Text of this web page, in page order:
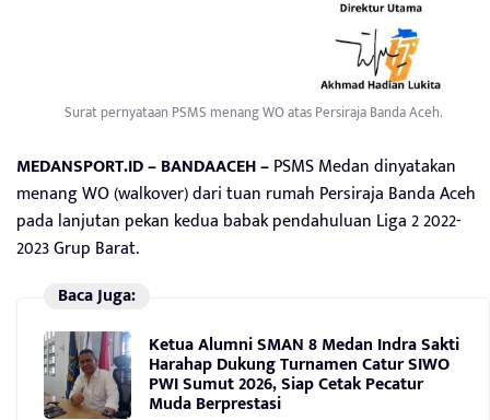
Surat pernyataan PSMS menang WO atas Persiraja Banda Aceh.
MEDANSPORT.ID – BANDAACEH –PSMS Medan dinyatakan
menang WO (walkover) dari tuan rumah Persiraja Banda Aceh
pada lanjutan pekan kedua babak pendahuluan Liga 2 2022-
2023 Grup Barat.
Baca Juga:
Ketua Alumni SMAN 8 Medan Indra Sakti
Harahap Dukung Turnamen Catur SIWO
PWI Sumut 2026, Siap Cetak Pecatur
Muda Berprestasi